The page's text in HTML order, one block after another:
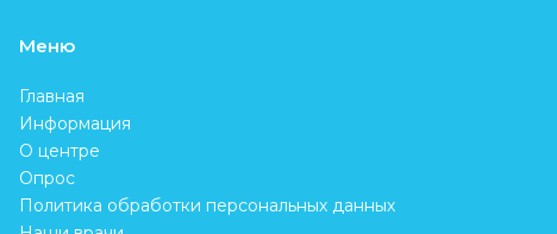
Меню
Главная
Информация
О центре
Опрос
Политика обработки персональных данных